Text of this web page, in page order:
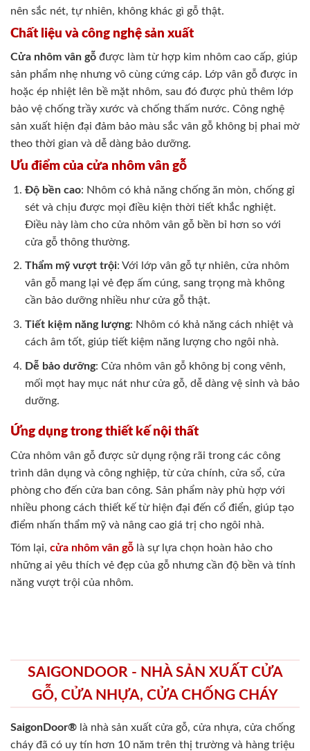
nên sắc nét, tự nhiên, không khác gì gỗ thật.
Chất liệu và công nghệ sản xuất
Cửa nhôm vân gỗ được làm từ hợp kim nhôm cao cấp, giúp
sản phẩm nhẹ nhưng vô cùng cứng cáp. Lớp vân gỗ được in
hoặc ép nhiệt lên bề mặt nhôm, sau đó được phủ thêm lớp
bảo vệ chống trầy xước và chống thấm nước. Công nghệ
sản xuất hiện đại đảm bảo màu sắc vân gỗ không bị phai mờ
theo thời gian và dễ dàng bảo dưỡng.
Ưu điểm của cửa nhôm vân gỗ
Độ bền cao: Nhôm có khả năng chống ăn mòn, chống gỉ
sét và chịu được mọi điều kiện thời tiết khắc nghiệt.
Điều này làm cho cửa nhôm vân gỗ bền bỉ hơn so với
cửa gỗ thông thường.
Thẩm mỹ vượt trội: Với lớp vân gỗ tự nhiên, cửa nhôm
vân gỗ mang lại vẻ đẹp ấm cúng, sang trọng mà không
cần bảo dưỡng nhiều như cửa gỗ thật.
Tiết kiệm năng lượng: Nhôm có khả năng cách nhiệt và
cách âm tốt, giúp tiết kiệm năng lượng cho ngôi nhà.
Dễ bảo dưỡng: Cửa nhôm vân gỗ không bị cong vênh,
mối mọt hay mục nát như cửa gỗ, dễ dàng vệ sinh và bảo
dưỡng.
Ứng dụng trong thiết kế nội thất
Cửa nhôm vân gỗ được sử dụng rộng rãi trong các công
trình dân dụng và công nghiệp, từ cửa chính, cửa sổ, cửa
phòng cho đến cửa ban công. Sản phẩm này phù hợp với
nhiều phong cách thiết kế từ hiện đại đến cổ điển, giúp tạo
điểm nhấn thẩm mỹ và nâng cao giá trị cho ngôi nhà.
Tóm lại, cửa nhôm vân gỗ là sự lựa chọn hoàn hảo cho
những ai yêu thích vẻ đẹp của gỗ nhưng cần độ bền và tính
năng vượt trội của nhôm.
SAIGONDOOR - NHÀ SẢN XUẤT CỬA
GỖ, CỬA NHỰA, CỬA CHỐNG CHÁY
SaigonDoor® là nhà sản xuất cửa gỗ, cửa nhựa, cửa chống
cháy đã có uy tín hơn 10 năm trên thị trường và hàng triệu